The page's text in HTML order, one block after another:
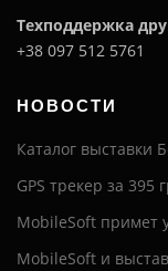
Техподдержка
+38 097 512 5761
НОВОСТИ
Каталог выставки
GPS трекер за 395
MobileSoft примет
MobileSoft и